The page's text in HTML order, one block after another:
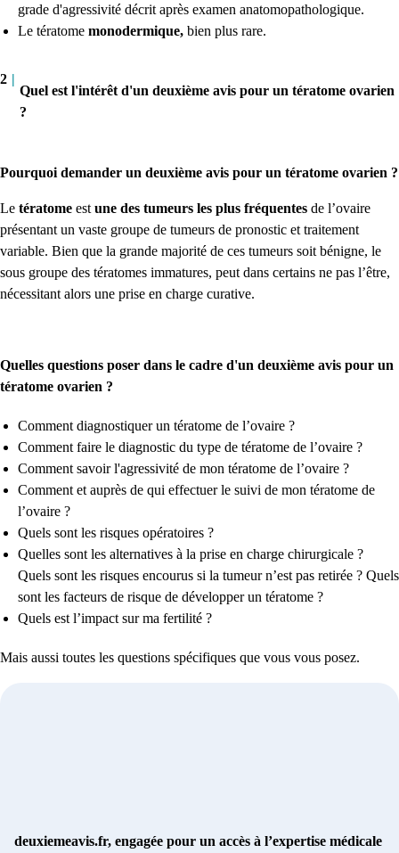
grade d'agressivité décrit après examen anatomopathologique.
Le tératome monodermique, bien plus rare.
2 |
Quel est l'intérêt d'un deuxième avis pour un tératome ovarien
?
Pourquoi demander un deuxième avis pour un tératome ovarien ?
Le tératome est une des tumeurs les plus fréquentes de l’ovaire
présentant un vaste groupe de tumeurs de pronostic et traitement
variable. Bien que la grande majorité de ces tumeurs soit bénigne, le
sous groupe des tératomes immatures, peut dans certains ne pas l’être,
nécessitant alors une prise en charge curative.
Quelles questions poser dans le cadre d'un deuxième avis pour un
tératome ovarien ?
Comment diagnostiquer un tératome de l’ovaire ?
Comment faire le diagnostic du type de tératome de l’ovaire ?
Comment savoir l'agressivité de mon tératome de l’ovaire ?
Comment et auprès de qui effectuer le suivi de mon tératome de
l’ovaire ?
Quels sont les risques opératoires ?
Quelles sont les alternatives à la prise en charge chirurgicale ?
Quels sont les risques encourus si la tumeur n’est pas retirée ? Quels
sont les facteurs de risque de développer un tératome ?
Quels est l’impact sur ma fertilité ?
Mais aussi toutes les questions spécifiques que vous vous posez.
deuxiemeavis.fr, engagée pour un accès à l’expertise médicale